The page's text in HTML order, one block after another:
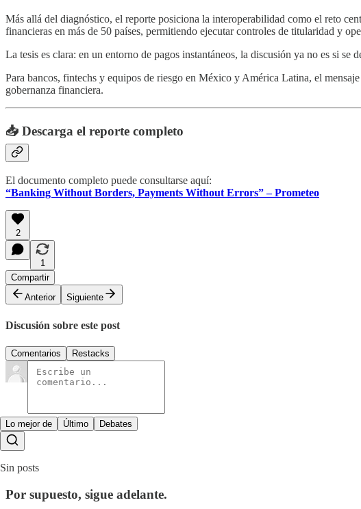
Más allá del diagnóstico, el reporte posiciona la interoperabilidad como el reto
financieras en más de 50 países, permitiendo ejecutar controles de titularidad y
La tesis es clara: en un entorno de pagos instantáneos, la discusión ya no es si
Para bancos, fintechs y equipos de riesgo en México y América Latina, el
gobernanza financiera.
📥 Descarga el reporte completo
El documento completo puede consultarse aquí:
“Banking Without Borders, Payments Without Errors” – Prometeo
2
1
Compartir
Anterior
Siguiente
Discusión sobre este post
Comentarios Restacks
Lo mejor de Último Debates
Sin posts
Por supuesto, sigue adelante.